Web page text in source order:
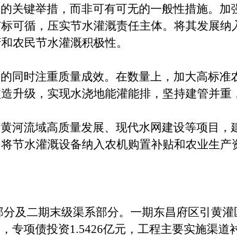
关键举措，而非可有可无的一般性措施。
可循，压实节水灌溉责任主体。将其发展
农民节水灌溉积极性。
同时注重质量成效。在数量上，加大高标准
级，实现水浇地能灌能排，坚持建管并重
河流域高质量发展、现代水网建设等项目
节水灌溉设备纳入农机购置补贴和农业生
及二期末级渠系部分。一期东昌府区引黄
专项债投资1.5426亿元，工程主要实施渠